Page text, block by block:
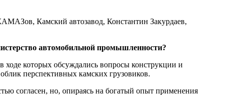
автомобильной промышленности?
ходе которых обсуждались вопросы конструкции и
перспективных камских грузовиков.
согласен, но, опираясь на богатый опыт применения